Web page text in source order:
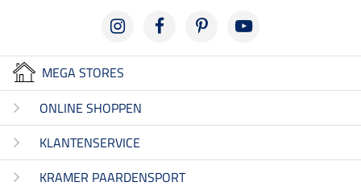
MEGA STORES
ONLINE SHOPPEN
KLANTENSERVICE
KRAMER PAARDENSPORT